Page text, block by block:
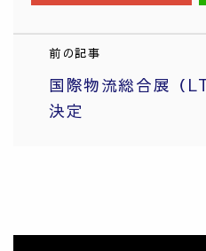
前の記事
国際物流総合展（
決定